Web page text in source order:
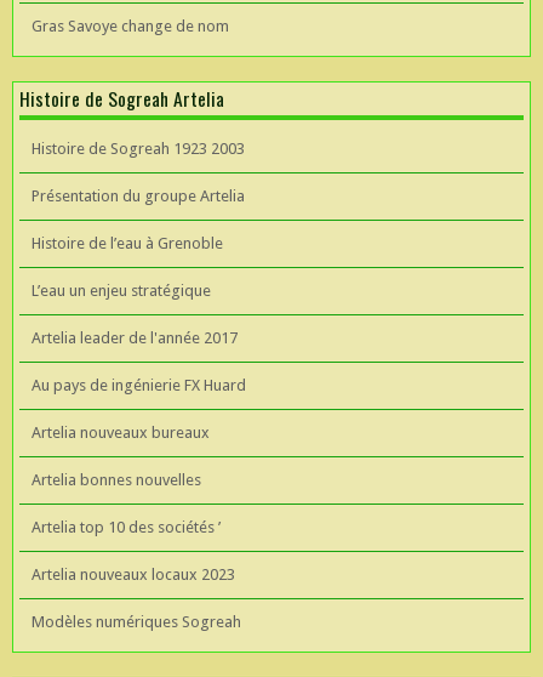
Gras Savoye change de nom
Histoire de Sogreah Artelia
Histoire de Sogreah 1923 2003
Présentation du groupe Artelia
Histoire de l’eau à Grenoble
L’eau un enjeu stratégique
Artelia leader de l'année 2017
Au pays de ingénierie FX Huard
Artelia nouveaux bureaux
Artelia bonnes nouvelles
Artelia top 10 des sociétés ’
Artelia nouveaux locaux 2023
Modèles numériques Sogreah